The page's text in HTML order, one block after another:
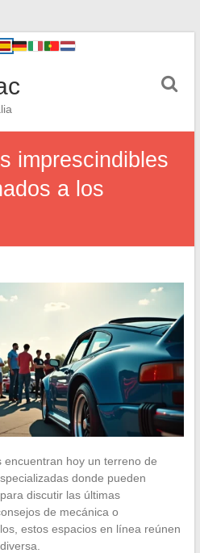
imprescindibles
a los
encuentran hoy un terreno de
donde pueden
discutir las últimas
de mecánica o
estos espacios en línea reúnen